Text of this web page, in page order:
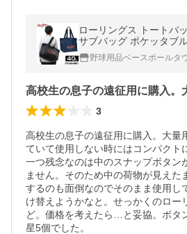
ローリングス トートバ
サブバッグ ポケッタブ
大人 一般 かばん エコバ
大容量 大型
野球用品ベースボールタ
3
高校生の息子の遠征用に購入。大量
ていて使用しない時にはコンパクト
一つ残念なのは中のスナップボタン
ません。そのため中の荷物が見えた
するのも面倒なのでそのまま使用し
け替えようかなと。せっかくのロー
ど。価格を考えたら…と妥協。ボタ
星5個でした。